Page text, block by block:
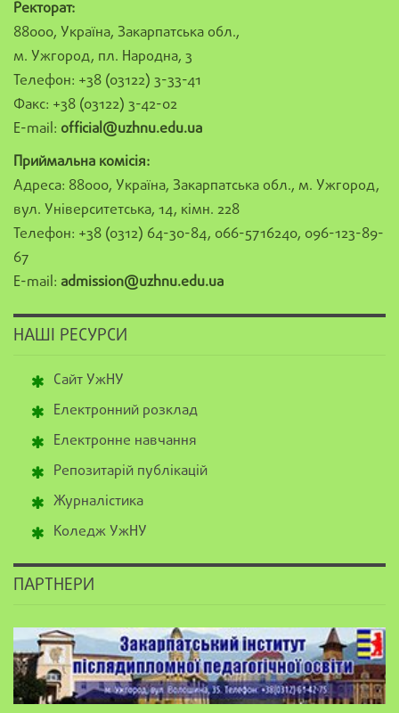
Ректорат:
88000, Україна, Закарпатська обл.,
м. Ужгород, пл. Народна, 3
Телефон: +38 (03122) 3-33-41
Факс: +38 (03122) 3-42-02
E-mail: official@uzhnu.edu.ua
Приймальна комісія:
Адреса: 88000, Україна, Закарпатська обл., м. Ужгород,
вул. Університетська, 14, кімн. 228
Телефон: +38 (0312) 64-30-84, 066-5716240, 096-123-89-
67
E-mail: admission@uzhnu.edu.ua
НАШІ РЕСУРСИ
Сайт УжНУ
Електронний розклад
Електронне навчання
Репозитарій публікацій
Журналістика
Коледж УжНУ
ПАРТНЕРИ